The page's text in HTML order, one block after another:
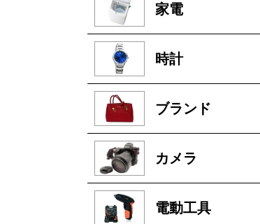
家電
時計
ブランド
カメラ
電動工具